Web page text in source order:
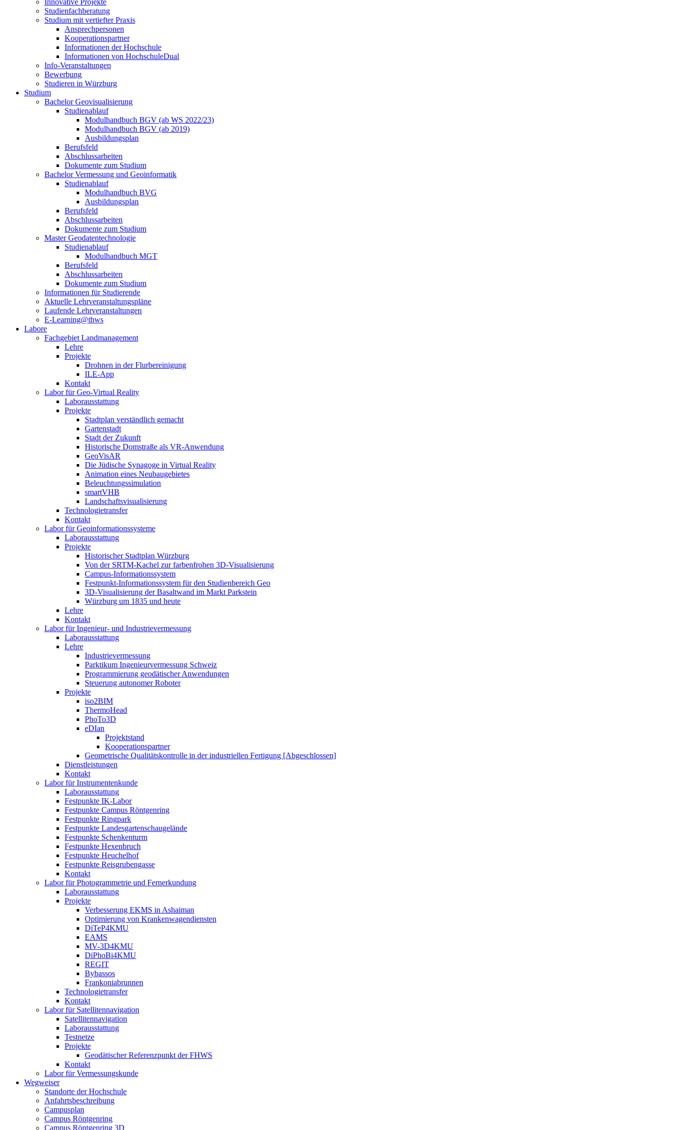
Innovative Projekte
Studienfachberatung
Studium mit vertiefter Praxis
Ansprechpersonen
Kooperationspartner
Informationen der Hochschule
Informationen von HochschuleDual
Info-Veranstaltungen
Bewerbung
Studieren in Würzburg
Studium
Bachelor Geovisualisierung
Studienablauf
Modulhandbuch BGV (ab WS 2022/23)
Modulhandbuch BGV (ab 2019)
Ausbildungsplan
Berufsfeld
Abschlussarbeiten
Dokumente zum Studium
Bachelor Vermessung und Geoinformatik
Studienablauf
Modulhandbuch BVG
Ausbildungsplan
Berufsfeld
Abschlussarbeiten
Dokumente zum Studium
Master Geodatentechnologie
Studienablauf
Modulhandbuch MGT
Berufsfeld
Abschlussarbeiten
Dokumente zum Studium
Informationen für Studierende
Aktuelle Lehrveranstaltungspläne
Laufende Lehrveranstaltungen
E-Learning@thws
Labore
Fachgebiet Landmanagement
Lehre
Projekte
Drohnen in der Flurbereinigung
ILE-App
Kontakt
Labor für Geo-Virtual Reality
Laborausstattung
Projekte
Stadtplan verständlich gemacht
Gartenstadt
Stadt der Zukunft
Historische Domstraße als VR-Anwendung
GeoVisAR
Die Jüdische Synagoge in Virtual Reality
Animation eines Neubaugebietes
Beleuchtungssimulation
smartVHB
Landschaftsvisualisierung
Technologietransfer
Kontakt
Labor für Geoinformationssysteme
Laborausstattung
Projekte
Historischer Stadtplan Würzburg
Von der SRTM-Kachel zur farbenfrohen 3D-Visualisierung
Campus-Informationssystem
Festpunkt-Informationssystem für den Studienbereich Geo
3D-Visualisierung der Basaltwand im Markt Parkstein
Würzburg um 1835 und heute
Lehre
Kontakt
Labor für Ingenieur- und Industrievermessung
Laborausstattung
Lehre
Industrievermessung
Parktikum Ingenieurvermessung Schweiz
Programmierung geodätischer Anwendungen
Steuerung autonomer Roboter
Projekte
iso2BIM
ThermoHead
PhoTo3D
eDIan
Projektstand
Kooperationspartner
Geometrische Qualitätskontrolle in der industriellen Fertigung [Abgeschlossen]
Dienstleistungen
Kontakt
Labor für Instrumentenkunde
Laborausstattung
Festpunkte IK-Labor
Festpunkte Campus Röntgenring
Festpunkte Ringpark
Festpunkte Landesgartenschaugelände
Festpunkte Schenkenturm
Festpunkte Hexenbruch
Festpunkte Heuchelhof
Festpunkte Reisgrubengasse
Kontakt
Labor für Photogrammetrie und Fernerkundung
Laborausstattung
Projekte
Verbesserung EKMS in Ashaiman
Optimierung von Krankenwagendiensten
DiTeP4KMU
EAMS
MV-3D4KMU
DiPhoBi4KMU
REGIT
Bybassos
Frankoniabrunnen
Technologietransfer
Kontakt
Labor für Satellitennavigation
Satellitennavigation
Laborausstattung
Testnetze
Projekte
Geodätischer Referenzpunkt der FHWS
Kontakt
Labor für Vermessungskunde
Wegweiser
Standorte der Hochschule
Anfahrtsbeschreibung
Campusplan
Campus Röntgenring
Campus Röntgenring 3D